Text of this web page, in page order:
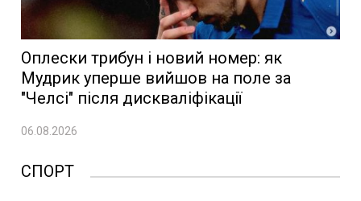
Оплески трибун і новий номер: як
Мудрик уперше вийшов на поле за
"Челсі" після дискваліфікації
06.08.2026
СПОРТ